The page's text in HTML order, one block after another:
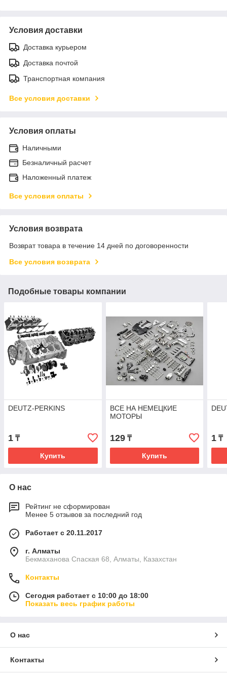
Условия доставки
Доставка курьером
Доставка почтой
Транспортная компания
Все условия доставки
Условия оплаты
Наличными
Безналичный расчет
Наложенный платеж
Все условия оплаты
Условия возврата
Возврат товара в течение 14 дней по договоренности
Все условия возврата
Подобные товары компании
DEUTZ-PERKINS
1 ₸
Купить
ВСЕ НА НЕМЕЦКИЕ
МОТОРЫ
129₸
Купить
1 ₸
О нас
Рейтинг не сформирован
Менее 5 отзывов за последний год
Работает с 20.11.2017
г. Алматы
Бекмаханова Спаская 68, Алматы, Казахстан
Контакты
Сегодня работает с 10:00 до 18:00
Показать весь график работы
О нас
Контакты